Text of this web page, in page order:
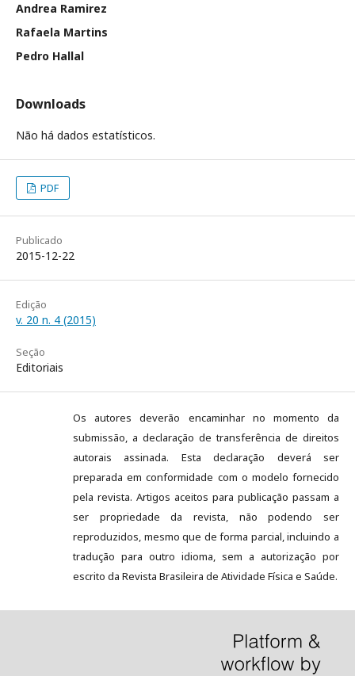
Andrea Ramirez
Rafaela Martins
Pedro Hallal
Downloads
Não há dados estatísticos.
PDF
Publicado
2015-12-22
Edição
v. 20 n. 4 (2015)
Seção
Editoriais
Os autores deverão encaminhar no momento da
submissão, a declaração de transferência de direitos
autorais assinada. Esta declaração deverá ser
preparada em conformidade com o modelo fornecido
pela revista. Artigos aceitos para publicação passam a
ser propriedade da revista, não podendo ser
reproduzidos, mesmo que de forma parcial, incluindo a
tradução para outro idioma, sem a autorização por
escrito da Revista Brasileira de Atividade Física e Saúde.